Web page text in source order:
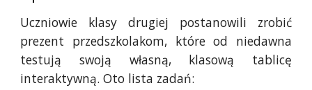
Uczniowie klasy drugiej postanowili zrobić
prezent przedszkolakom, które od niedawna
testują swoją własną, klasową tablicę
interaktywną. Oto lista zadań: